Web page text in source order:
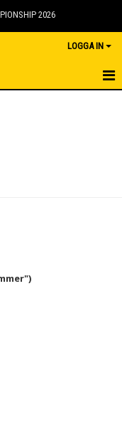
2026
LOGGA IN